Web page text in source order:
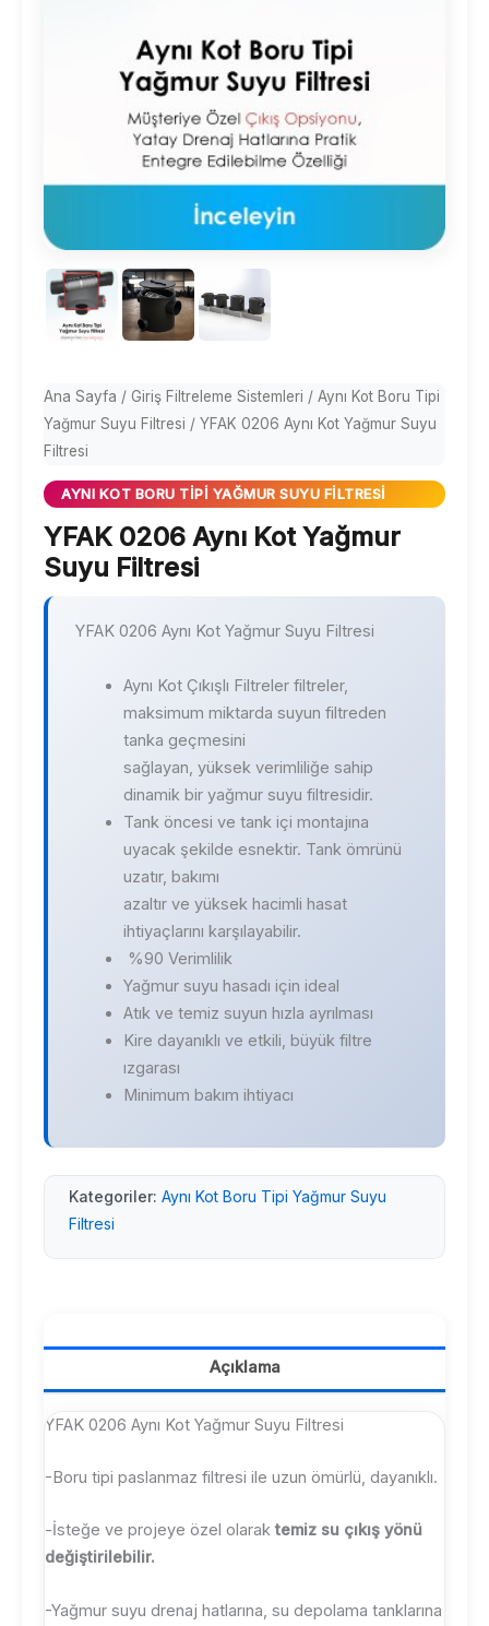
Ana Sayfa / Giriş Filtreleme Sistemleri / Aynı Kot Boru Tipi
Yağmur Suyu Filtresi / YFAK 0206 Aynı Kot Yağmur Suyu
Filtresi
AYNI KOT BORU TIPI YAĞMUR SUYU FILTRESI
YFAK 0206 Aynı Kot Yağmur
Suyu Filtresi
YFAK 0206 Aynı Kot Yağmur Suyu Filtresi
Aynı Kot Çıkışlı Filtreler filtreler,
maksimum miktarda suyun filtreden
tanka geçmesini
sağlayan, yüksek verimliliğe sahip
dinamik bir yağmur suyu filtresidir.
Tank öncesi ve tank içi montajına
uyacak şekilde esnektir. Tank ömrünü
uzatır, bakımı
azaltır ve yüksek hacimli hasat
ihtiyaçlarını karşılayabilir.
%90 Verimlilik
Yağmur suyu hasadı için ideal
Atık ve temiz suyun hızla ayrılması
Kire dayanıklı ve etkili, büyük filtre
ızgarası
Minimum bakım ihtiyacı
Kategoriler: Aynı Kot Boru Tipi Yağmur Suyu
Filtresi
Açıklama
YFAK 0206 Aynı Kot Yağmur Suyu Filtresi
-Boru tipi paslanmaz filtresi ile uzun ömürlü, dayanıklı.
-İsteğe ve projeye özel olarak temiz su çıkış yönü
değiştirilebilir.
-Yağmur suyu drenaj hatlarına, su depolama tanklarına